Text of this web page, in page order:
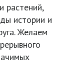
растений,
истории и
Желаем